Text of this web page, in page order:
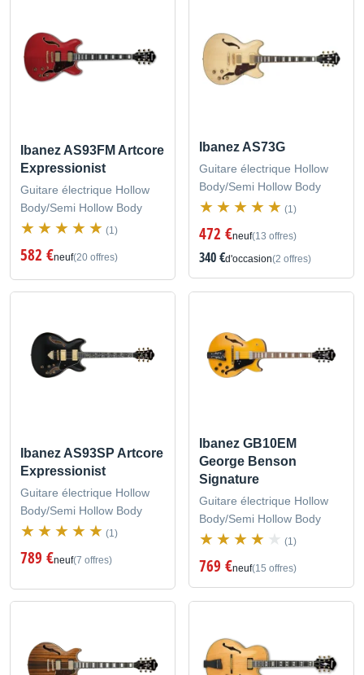
Ibanez AS93FM Artcore
Expressionist
Guitare électrique Hollow
Body/Semi Hollow Body
(1)
582 €neuf(20 offres)
Ibanez AS73G
Guitare électrique Hollow
Body/Semi Hollow Body
(1)
472 €neuf(13 offres)
340 €d'occasion(2 offres)
Ibanez AS93SP Artcore
Expressionist
Guitare électrique Hollow
Body/Semi Hollow Body
(1)
789 €neuf(7 offres)
Ibanez GB10EM
George Benson
Signature
Guitare électrique Hollow
Body/Semi Hollow Body
(1)
769 €neuf(15 offres)